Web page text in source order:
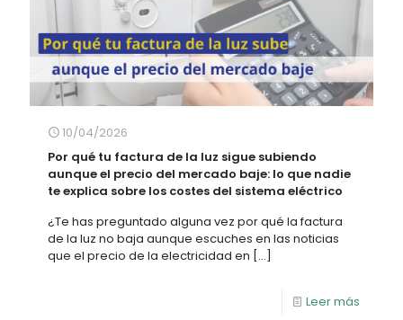
10/04/2026
Por qué tu factura de la luz sigue subiendo
aunque el precio del mercado baje: lo que nadie
te explica sobre los costes del sistema eléctrico
¿Te has preguntado alguna vez por qué la factura
de la luz no baja aunque escuches en las noticias
que el precio de la electricidad en […]
Leer más